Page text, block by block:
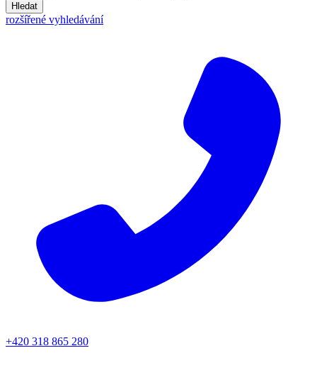
Hledat
rozšířené vyhledávání
+420 318 865 280